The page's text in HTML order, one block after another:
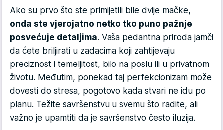
Ako su prvo što ste primijetili bile dvije mačke,
onda ste vjerojatno netko tko puno pažnje
posvećuje detaljima. Vaša pedantna priroda jamči
da ćete briljirati u zadacima koji zahtijevaju
preciznost i temeljitost, bilo na poslu ili u privatnom
životu. Međutim, ponekad taj perfekcionizam može
dovesti do stresa, pogotovo kada stvari ne idu po
planu. Težite savršenstvu u svemu što radite, ali
važno je upamtiti da je savršenstvo često iluzija.